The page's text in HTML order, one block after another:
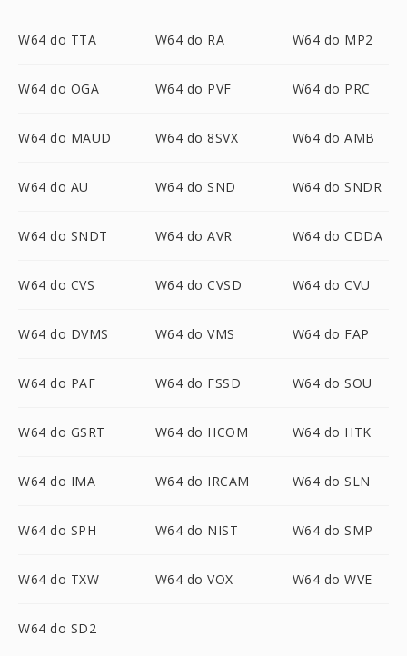
W64 do TTA W64 do RA W64 do MP2
W64 do OGA W64 do PVF W64 do PRC
W64 do MAUD W64 do 8SVX W64 do AMB
W64 do AU W64 do SND W64 do SNDR
W64 do SNDT W64 do AVR W64 do CDDA
W64 do CVS W64 do CVSD W64 do CVU
W64 do DVMS W64 do VMS W64 do FAP
W64 do PAF W64 do FSSD W64 do SOU
W64 do GSRT W64 do HCOM W64 do HTK
W64 do IMA W64 do IRCAM W64 do SLN
W64 do SPH W64 do NIST W64 do SMP
W64 do TXW W64 do VOX W64 do WVE
W64 do SD2